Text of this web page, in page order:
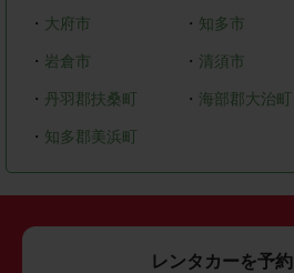
・ 大府市 ・ 知多市
・ 岩倉市 ・ 清須市
・ 丹羽郡扶桑町 ・ 海部郡大治町
・ 知多郡美浜町
レンタカーを予